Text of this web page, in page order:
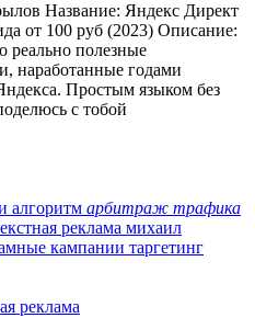
Название: Яндекс Директ
от 100 руб (2023) Описание:
реально полезные
наработанные годами
Простым языком без
с тобой
алгоритм арбитраж трафика
реклама михаил
кампании таргетинг
реклама